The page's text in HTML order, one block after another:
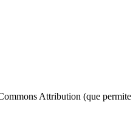
Attribution (que